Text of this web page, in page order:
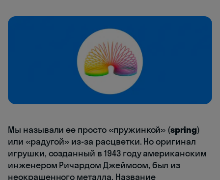
Мы называли ее просто «пружинкой» (spring)
или «радугой» из-за расцветки. Но оригинал
игрушки, созданный в 1943 году американским
инженером Ричардом Джеймсом, был из
неокрашенного металла. Название